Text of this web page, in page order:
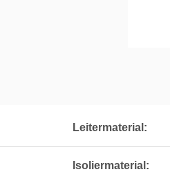
Leitermaterial:
Isoliermaterial: